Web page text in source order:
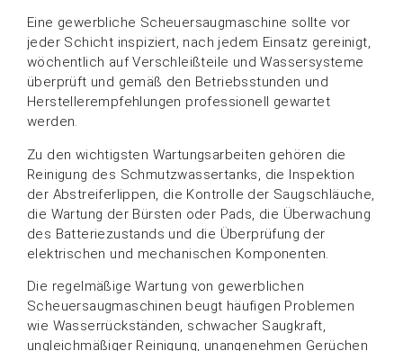
Eine gewerbliche Scheuersaugmaschine sollte vor
jeder Schicht inspiziert, nach jedem Einsatz gereinigt,
wöchentlich auf Verschleißteile und Wassersysteme
überprüft und gemäß den Betriebsstunden und
Herstellerempfehlungen professionell gewartet
werden.
Zu den wichtigsten Wartungsarbeiten gehören die
Reinigung des Schmutzwassertanks, die Inspektion
der Abstreiferlippen, die Kontrolle der Saugschläuche,
die Wartung der Bürsten oder Pads, die Überwachung
des Batteriezustands und die Überprüfung der
elektrischen und mechanischen Komponenten.
Die regelmäßige Wartung von gewerblichen
Scheuersaugmaschinen beugt häufigen Problemen
wie Wasserrückständen, schwacher Saugkraft,
ungleichmäßiger Reinigung, unangenehmen Gerüchen